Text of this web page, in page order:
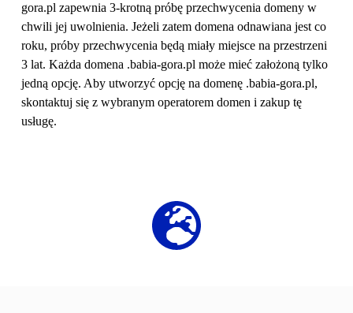
gora.pl zapewnia 3-krotną próbę przechwycenia domeny w
chwili jej uwolnienia. Jeżeli zatem domena odnawiana jest co
roku, próby przechwycenia będą miały miejsce na przestrzeni
3 lat. Każda domena .babia-gora.pl może mieć założoną tylko
jedną opcję. Aby utworzyć opcję na domenę .babia-gora.pl,
skontaktuj się z wybranym operatorem domen i zakup tę
usługę.